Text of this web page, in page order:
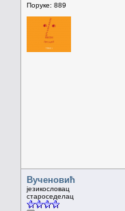
Поруке: 889
Вученовић
језикословац
староседелац